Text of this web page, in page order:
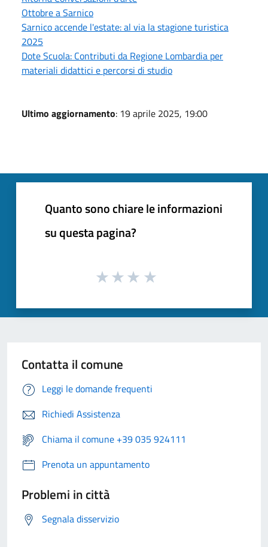
Ottobre a Sarnico
Sarnico accende l'estate: al via la stagione turistica
2025
Dote Scuola: Contributi da Regione Lombardia per
materiali didattici e percorsi di studio
Ultimo aggiornamento: 19 aprile 2025, 19:00
Quanto sono chiare le informazioni
su questa pagina?
Contatta il comune
Leggi le domande frequenti
Richiedi Assistenza
Chiama il comune +39 035 924111
Prenota un appuntamento
Problemi in città
Segnala disservizio